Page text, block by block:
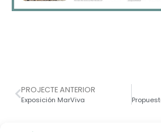
PROJECTE ANTERIOR
Exposición MarViva